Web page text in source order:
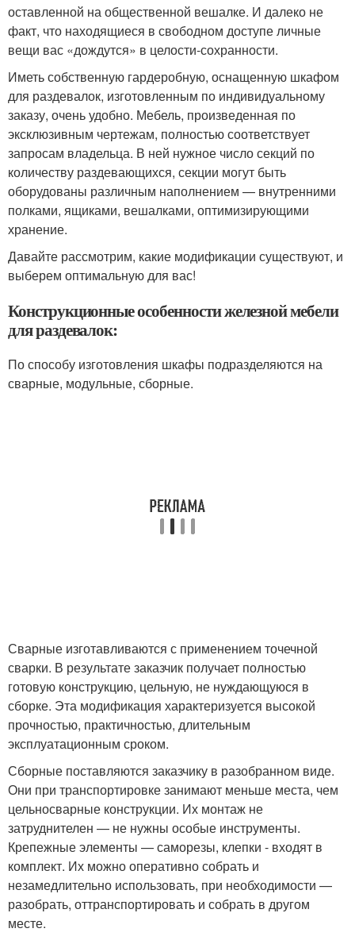
оставленной на общественной вешалке. И далеко не
факт, что находящиеся в свободном доступе личные
вещи вас «дождутся» в целости-сохранности.
Иметь собственную гардеробную, оснащенную шкафом
для раздевалок, изготовленным по индивидуальному
заказу, очень удобно. Мебель, произведенная по
эксклюзивным чертежам, полностью соответствует
запросам владельца. В ней нужное число секций по
количеству раздевающихся, секции могут быть
оборудованы различным наполнением — внутренними
полками, ящиками, вешалками, оптимизирующими
хранение.
Давайте рассмотрим, какие модификации существуют, и
выберем оптимальную для вас!
Конструкционные особенности железной мебели
для раздевалок:
По способу изготовления шкафы подразделяются на
сварные, модульные, сборные.
Сварные изготавливаются с применением точечной
сварки. В результате заказчик получает полностью
готовую конструкцию, цельную, не нуждающуюся в
сборке. Эта модификация характеризуется высокой
прочностью, практичностью, длительным
эксплуатационным сроком.
Сборные поставляются заказчику в разобранном виде.
Они при транспортировке занимают меньше места, чем
цельносварные конструкции. Их монтаж не
затруднителен — не нужны особые инструменты.
Крепежные элементы — саморезы, клепки - входят в
комплект. Их можно оперативно собрать и
незамедлительно использовать, при необходимости —
разобрать, оттранспортировать и собрать в другом
месте.